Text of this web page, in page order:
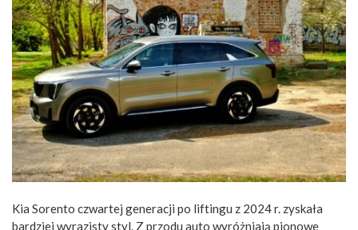
Kia Sorento czwartej generacji po liftingu z 2024 r. zyskała
bardziej wyrazisty styl. Z przodu auto wyróżniają pionowe